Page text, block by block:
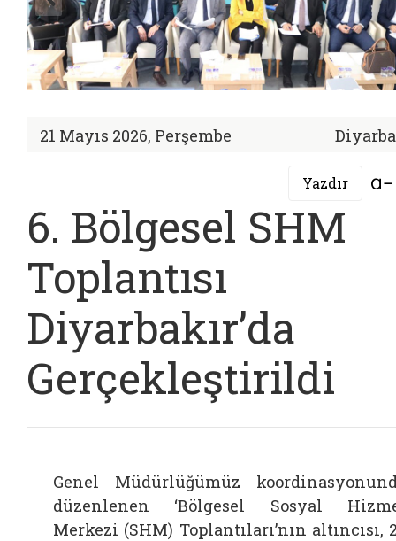
21 Mayıs 2026, Perşembe
Yazdır
6. Bölgesel SHM
Toplantısı
Diyarbakır’da
Gerçekleştirildi
Genel Müdürlüğümüz
düzenlenen ‘Bölgesel Sosyal
Merkezi (SHM) Toplantıları’nın altıncısı,